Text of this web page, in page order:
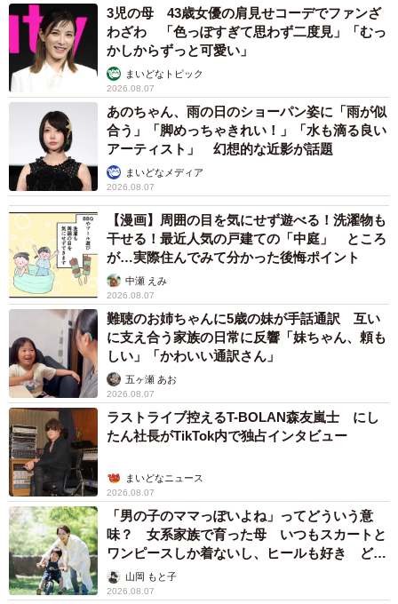
3児の母 43歳女優の肩見せコーデでファンざ
わざわ 「色っぽすぎて思わず二度見」「むっ
かしからずっと可愛い」
まいどなトピック
2026.08.07
あのちゃん、雨の日のショーパン姿に「雨が似
合う」「脚めっちゃきれい！」「水も滴る良い
アーティスト」 幻想的な近影が話題
まいどなメディア
2026.08.07
【漫画】周囲の目を気にせず遊べる！洗濯物も
干せる！最近人気の戸建ての「中庭」 ところ
が…実際住んでみて分かった後悔ポイント
中瀬 えみ
2026.08.07
難聴のお姉ちゃんに5歳の妹が手話通訳 互い
に支え合う家族の日常に反響「妹ちゃん、頼も
しい」「かわいい通訳さん」
五ヶ瀬 あお
2026.08.07
ラストライブ控えるT-BOLAN森友嵐士 にし
たん社長がTikTok内で独占インタビュー
まいどなニュース
2026.08.07
「男の子のママっぽいよね」ってどういう意
味？ 女系家族で育った母 いつもスカートと
ワンピースしか着ないし、ヒールも好き どの
へんが…
山岡 もと子
2026.08.07